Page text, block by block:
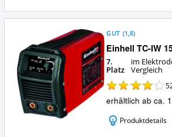
Einhell TC-IW
GUT (1,8)
7.
Platz
im
Vergleich
erhältlich ab ca.
Produktdetails